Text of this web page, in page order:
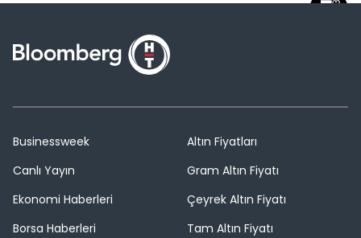
Businessweek
Canlı Yayın
Ekonomi Haberleri
Borsa Haberleri
Altın Fiyatları
Gram Altın Fiyatı
Çeyrek Altın Fiyatı
Tam Altın Fiyatı